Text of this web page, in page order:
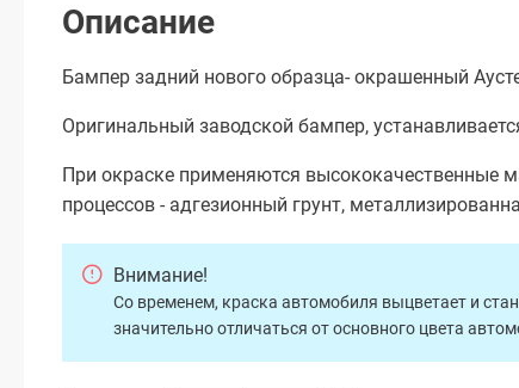
Описание
Бампер задний нового образца- окрашенный
Оригинальный заводской бампер,
При окраске применяются высококачественные
процессов - адгезионный грунт,
Внимание!
Со временем, краска автомобиля выцветает и
значительно отличаться от основного цвета